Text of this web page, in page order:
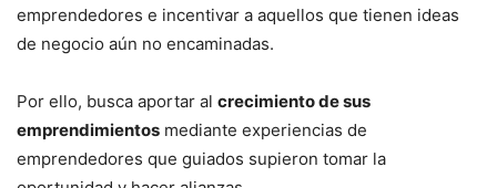
emprendedores e incentivar a aquellos que tienen ideas
de negocio aún no encaminadas.
Por ello, busca aportar al crecimiento de sus
emprendimientos mediante experiencias de
emprendedores que guiados supieron tomar la